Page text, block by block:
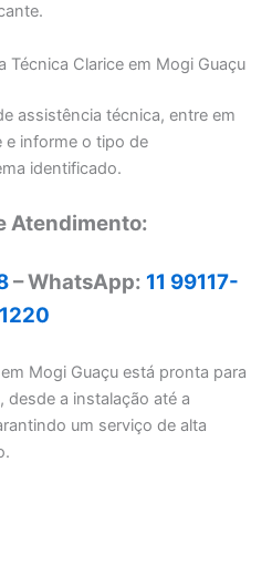
Clarice em Mogi Guaçu
assistência técnica, entre em
informe o tipo de
identificado.
Atendimento:
– WhatsApp: 11 99117-
1220
Mogi Guaçu está pronta para
a instalação até a
um serviço de alta